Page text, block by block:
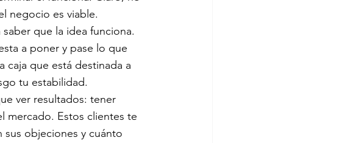
negocio es viable.
que la idea funciona.
a poner y pase lo que
caja que está destinada a
tu estabilidad.
ver resultados: tener
mercado. Estos clientes te
sus objeciones y cuánto